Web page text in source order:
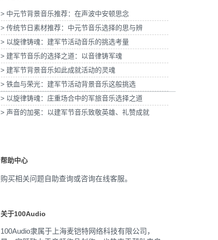
浦分公司宣传项目提供
版权
为宝武集团二十四节气清明项目提供音乐版权
> 中元节背景音乐推荐：在声波中安顿思念
> 传统节日素材推荐：中元节音乐选择的思与辨
> 以旋律铸魂：建军节活动音乐的挑选考量
> 建军节音乐的选择之道：以音律铸军魂
> 建军节背景音乐如此成就活动的灵魂
> 铁血与荣光：建军节活动背景音乐这般挑选
> 以旋律铸魂：庄重场合中的军旅音乐选择之道
> 声音的加冕：以建军节音乐致敬英雄、礼赞成就
帮助中心
购买相关问题自助查询或咨询在线客服。
关于100Audio
100Audio隶属于上海麦铠特网络科技有限公司，